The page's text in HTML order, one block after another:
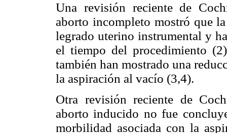
Una revisión reciente de
aborto incompleto mostró que
legrado uterino instrumental y
el tiempo del procedimiento
también han mostrado una
la aspiración al vacío (3,4).
Otra revisión reciente de
aborto inducido no fue
morbilidad asociada con la